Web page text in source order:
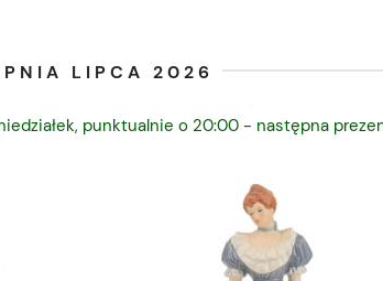
LIPCA 2026
punktualnie o 20:00 - następna